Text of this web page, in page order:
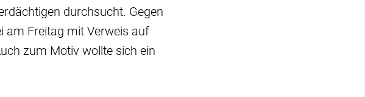
durchsucht. Gegen
am Freitag mit Verweis auf
zum Motiv wollte sich ein